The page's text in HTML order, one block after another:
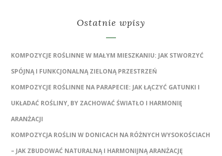
Ostatnie wpisy
KOMPOZYCJE ROŚLINNE W MAŁYM MIESZKANIU: JAK STWORZYĆ
SPÓJNĄ I FUNKCJONALNĄ ZIELONĄ PRZESTRZEŃ
KOMPOZYCJE ROŚLINNE NA PARAPECIE: JAK ŁĄCZYĆ GATUNKI I
UKŁADAĆ ROŚLINY, BY ZACHOWAĆ ŚWIATŁO I HARMONIĘ
ARANŻACJI
KOMPOZYCJA ROŚLIN W DONICACH NA RÓŻNYCH WYSOKOŚCIACH
– JAK ZBUDOWAĆ NATURALNĄ I HARMONIJNĄ ARANŻACJĘ